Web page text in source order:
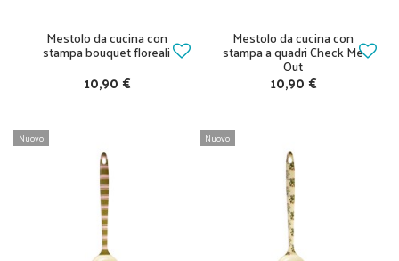
Mestolo da cucina con
stampa bouquet floreali
10,90 €
Mestolo da cucina con
stampa a quadri Check Me
Out
10,90 €
Nuovo Nuovo